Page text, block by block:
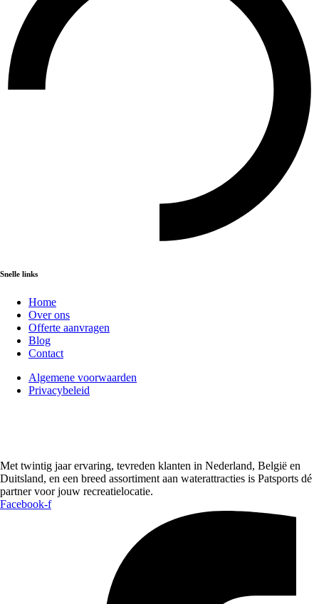
Snelle links
Home
Over ons
Offerte aanvragen
Blog
Contact
Algemene voorwaarden
Privacybeleid
Met twintig jaar ervaring, tevreden klanten in Nederland, België en
Duitsland, en een breed assortiment aan waterattracties is Patsports dé
partner voor jouw recreatielocatie.
Facebook-f